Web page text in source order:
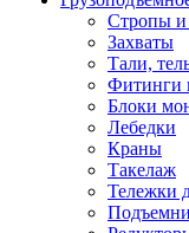
Стропы и
Захваты
Тали,
Фитинги
Блоки
Лебедки
Краны
Такелаж
Тележки